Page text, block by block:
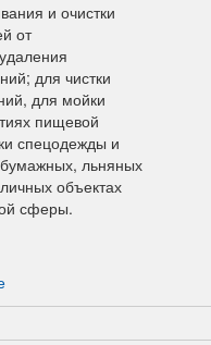
и очистки
от
для чистки
для мойки
пищевой
спецодежды и
льняных
объектах
сферы.